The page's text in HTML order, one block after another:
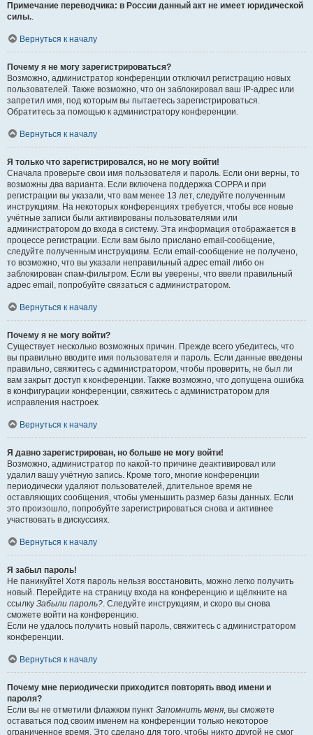
Примечание переводчика: в России данный акт не имеет юридической
силы..
Вернуться к началу
Почему я не могу зарегистрироваться?
Возможно, администратор конференции отключил регистрацию новых
пользователей. Также возможно, что он заблокировал ваш IP-адрес или
запретил имя, под которым вы пытаетесь зарегистрироваться.
Обратитесь за помощью к администратору конференции.
Вернуться к началу
Я только что зарегистрировался, но не могу войти!
Сначала проверьте свои имя пользователя и пароль. Если они верны, то
возможны два варианта. Если включена поддержка COPPA и при
регистрации вы указали, что вам менее 13 лет, следуйте полученным
инструкциям. На некоторых конференциях требуется, чтобы все новые
учётные записи были активированы пользователями или
администратором до входа в систему. Эта информация отображается в
процессе регистрации. Если вам было прислано email-сообщение,
следуйте полученным инструкциям. Если email-сообщение не получено,
то возможно, что вы указали неправильный адрес email либо он
заблокирован спам-фильтром. Если вы уверены, что ввели правильный
адрес email, попробуйте связаться с администратором.
Вернуться к началу
Почему я не могу войти?
Существует несколько возможных причин. Прежде всего убедитесь, что
вы правильно вводите имя пользователя и пароль. Если данные введены
правильно, свяжитесь с администратором, чтобы проверить, не был ли
вам закрыт доступ к конференции. Также возможно, что допущена ошибка
в конфигурации конференции, свяжитесь с администратором для
исправления настроек.
Вернуться к началу
Я давно зарегистрирован, но больше не могу войти!
Возможно, администратор по какой-то причине деактивировал или
удалил вашу учётную запись. Кроме того, многие конференции
периодически удаляют пользователей, длительное время не
оставляющих сообщения, чтобы уменьшить размер базы данных. Если
это произошло, попробуйте зарегистрироваться снова и активнее
участвовать в дискуссиях.
Вернуться к началу
Я забыл пароль!
Не паникуйте! Хотя пароль нельзя восстановить, можно легко получить
новый. Перейдите на страницу входа на конференцию и щёлкните на
ссылку Забыли пароль?. Следуйте инструкциям, и скоро вы снова
сможете войти на конференцию.
Если не удалось получить новый пароль, свяжитесь с администратором
конференции.
Вернуться к началу
Почему мне периодически приходится повторять ввод имени и
пароля?
Если вы не отметили флажком пункт Запомнить меня, вы сможете
оставаться под своим именем на конференции только некоторое
ограниченное время. Это сделано для того, чтобы никто другой не смог